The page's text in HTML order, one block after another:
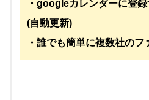
・googleカレンダーに登
(自動更新)
・誰でも簡単に複数社の